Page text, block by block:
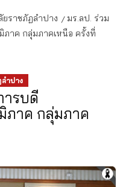
ราชภัฏลำปาง
มร.ลป. ร่วม
าค กลุ่มภาคเหนือ ครั้งที่
ำปาง
ารบดี
ภาค กลุ่มภาค